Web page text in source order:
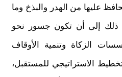
عليها من الهدر والبذخ وما
ذلك إلى أن تكون جسور نحو
الزكاة وتنمية الأوقاف
الاستراتيجي للمستقبل،